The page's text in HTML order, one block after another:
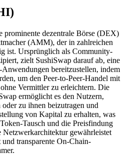
prominente dezentrale Börse (DEX)
(AMM), der in zahlreichen
ist. Ursprünglich als Community-
zielt SushiSwap darauf ab, eine
bereitzustellen, indem
um den Peer-to-Peer-Handel mit
Vermittler zu erleichtern. Die
ermöglicht es den Nutzern,
zu ihnen beizutragen und
von Kapital zu erhalten, was
Tausch und die Preisfindung
Netzwerkarchitektur gewährleistet
transparente On-Chain-